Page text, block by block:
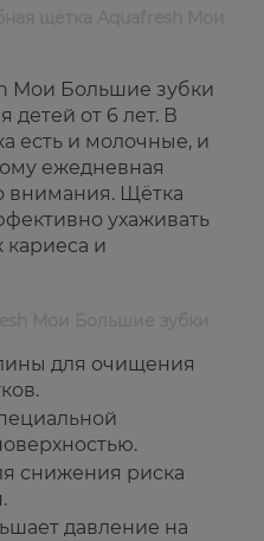
Мои Большие зубки
детей от 6 лет. В
есть и молочные, и
ежедневная
внимания. Щётка
ухаживать
кариеса и
для очищения
снижения риска
давление на